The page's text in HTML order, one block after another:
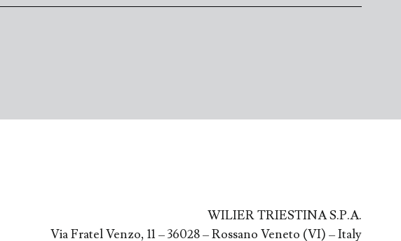
WILIER TRIESTINA S.P.A.
Via Fratel Venzo, 11 – 36028 – Rossano Veneto (VI) – Italy